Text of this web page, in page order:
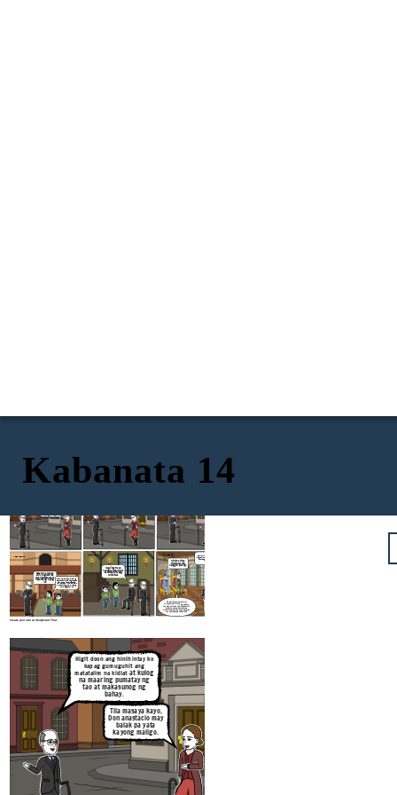
Kabanata 14
Create your own at Storyboard That
Sasama ba kayo sa
akin? ipaghahanda
kayo ng masarap na
hapunan ng inyong
ina
ayaw po kaming paalisin ng saktristan mayor pagkatapos daw po ng ikawalo at saka kami maka uuwi hihintain din po namin ang sahod upang may magasta si ina.
Mag iingat kayo,
huwag kayong lalapit
sa kampana kapag
kumikidlat
KABANATA 14
Hindi ba ninyo
dinamdam ang
nangyari sakanya
bakit hindi? ang sino may marapat
magtamo parusa o gantimpala ukol sa
kanyang ginawa at hindi dahil sa
Mabuti pa ang purgatoryo
sapagkat naalala ng mga buhay
ang mga patay na nag huhudyot sa
mga tao upang mamuhay ng
mabuti.ang tanging nag papasama
ay ang mga pagpapakalabis
Tila masaya kayo,
Don anastacio may
balak pa yata
kayong maligo.
Higit doon ang hinihintay ko
kapag gumuguhit ang
matatalim na kidlatat kulog
na maaring pumatay ng
tao at makasunog ng
bahay.
KABANATA 14